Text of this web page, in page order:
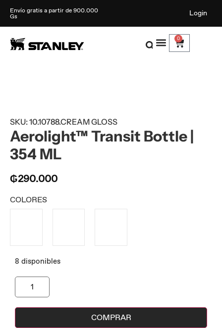
Envío gratis a partir de 900.000
Gs
Login
0
SKU: 10.10788.CREAM GLOSS
Aerolight™ Transit Bottle |
354 ML
₲290.000
COLORES
8 disponibles
COMPRAR